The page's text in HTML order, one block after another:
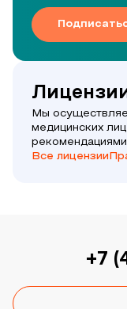
Мы
медицинских
Все лицензии
+7